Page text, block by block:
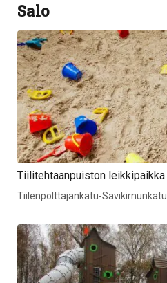
Salo
Tiilitehtaanpuiston leikkipaikka
Tiilenpolttajankatu-Savikirnunkatu